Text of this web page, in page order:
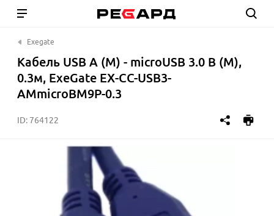
Exegate
Кабель USB A (M) - microUSB 3.0 B (M),
0.3м, ExeGate EX-CC-USB3-
AMmicroBM9P-0.3
ID: 764122